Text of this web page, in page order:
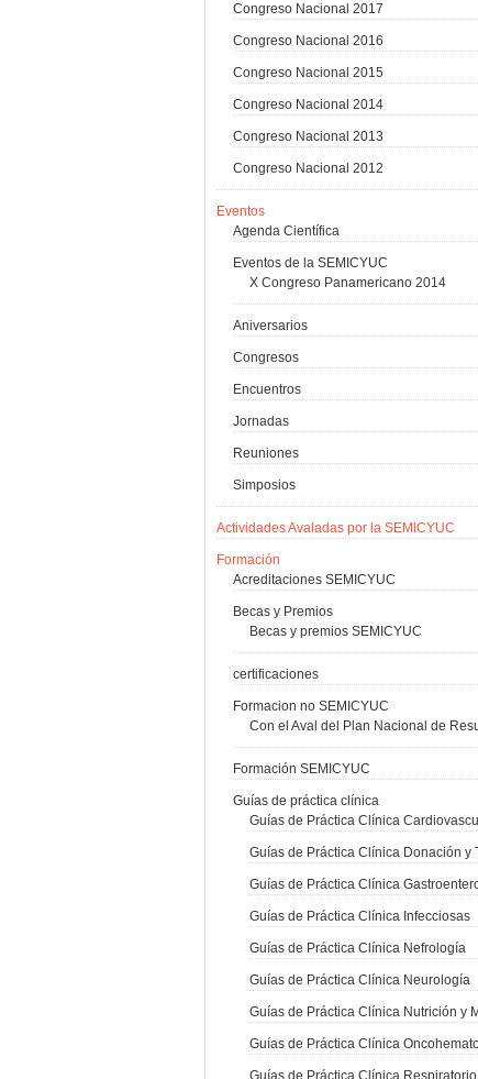
Congreso Nacional 2017
Congreso Nacional 2016
Congreso Nacional 2015
Congreso Nacional 2014
Congreso Nacional 2013
Congreso Nacional 2012
Eventos
Agenda Científica
Eventos de la SEMICYUC
X Congreso Panamericano 2014
Aniversarios
Congresos
Encuentros
Jornadas
Reuniones
Simposios
Actividades Avaladas por la SEMICYUC
Formación
Acreditaciones SEMICYUC
Becas y Premios
Becas y premios SEMICYUC
certificaciones
Formacion no SEMICYUC
Con el Aval del Plan Nacional de
Formación SEMICYUC
Guías de práctica clínica
Guías de Práctica Clínica
Guías de Práctica Clínica Donación y
Guías de Práctica Clínica
Guías de Práctica Clínica Infecciosas
Guías de Práctica Clínica Nefrología
Guías de Práctica Clínica Neurología
Guías de Práctica Clínica Nutrición y
Guías de Práctica Clínica
Guías de Práctica Clínica Respiratorio